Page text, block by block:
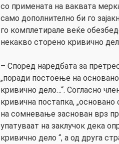
со примената на ваквата
само дополнително би го
го комплетирале веќе
некакво сторено кривично
– Според наредбата за
„поради постоење на
кривично дело…“. Согласно
кривична постапка,
на сомневање заснован врз
упатуваат на заклучок дека
кривично дело “, а од друга